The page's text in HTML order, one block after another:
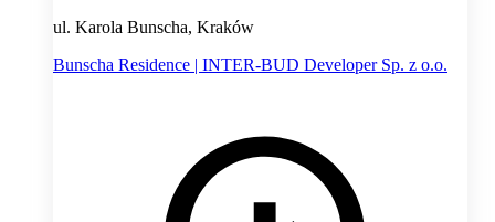
ul. Karola Bunscha, Kraków
Bunscha Residence | INTER-BUD Developer Sp. z o.o.